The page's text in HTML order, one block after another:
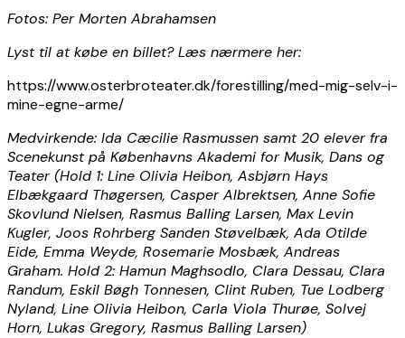
Fotos: Per Morten Abrahamsen
Lyst til at købe en billet? Læs nærmere her:
https://www.osterbroteater.dk/forestilling/med-mig-selv-i-
mine-egne-arme/
Medvirkende: Ida Cæcilie Rasmussen samt 20 elever fra
Scenekunst på Københavns Akademi for Musik, Dans og
Teater (Hold 1: Line Olivia Heibon, Asbjørn Hays
Elbækgaard Thøgersen, Casper Albrektsen, Anne Sofie
Skovlund Nielsen, Rasmus Balling Larsen, Max Levin
Kugler, Joos Rohrberg Sanden Støvelbæk, Ada Otilde
Eide, Emma Weyde, Rosemarie Mosbæk, Andreas
Graham. Hold 2: Hamun Maghsodlo, Clara Dessau, Clara
Randum, Eskil Bøgh Tonnesen, Clint Ruben, Tue Lodberg
Nyland, Line Olivia Heibon, Carla Viola Thurøe, Solvej
Horn, Lukas Gregory, Rasmus Balling Larsen)